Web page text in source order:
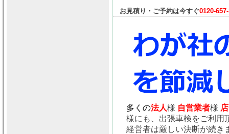
お見積り・ご予約は今すぐ0120-
多くの法人様 自営業者様
様にも、出張車検をご利用
経営者は厳しい決断が続き